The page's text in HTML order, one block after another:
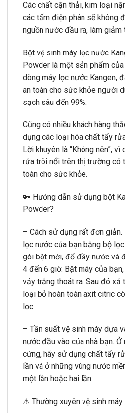
Các chất cặn thải, kim loại
các tấm điện phân sẽ không
nguồn nước đầu ra, làm giảm
Bột vệ sinh máy lọc nước
Powder là một sản phẩm
dòng máy lọc nước Kangen,
an toàn cho sức khỏe người
sạch sâu đến 99%.
Cũng có nhiều khách hàng
dụng các loại hóa chất tẩy
Lời khuyên là “Không nên”,
rửa trôi nổi trên thị trường có
toàn cho sức khỏe.
🔑 Hướng dẫn sử dụng bột
Powder?
– Cách sử dụng rất đơn giản.
lọc nước của bạn bằng bộ
gói bột mới, đổ đầy nước và
4 đến 6 giờ. Bật máy của
vảy trắng thoát ra. Sau đó xả
loại bỏ hoàn toàn axit citric
lọc.
– Tần suất vệ sinh máy dựa
nước đầu vào của nhà bạn.
cứng, hãy sử dụng chất tẩy
lần và ở những vùng nước
một lần hoặc hai lần.
⚠ Thường xuyên vệ sinh máy